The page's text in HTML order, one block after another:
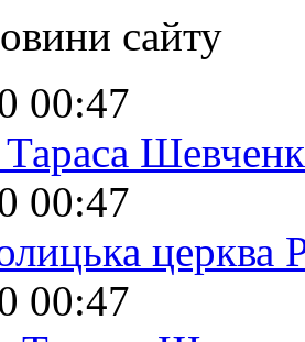
сайту
00:47
00:47
церква
00:47